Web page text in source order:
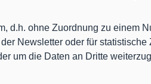
d.h. ohne Zuordnung zu einem
Newsletter oder für
um die Daten an Dritte